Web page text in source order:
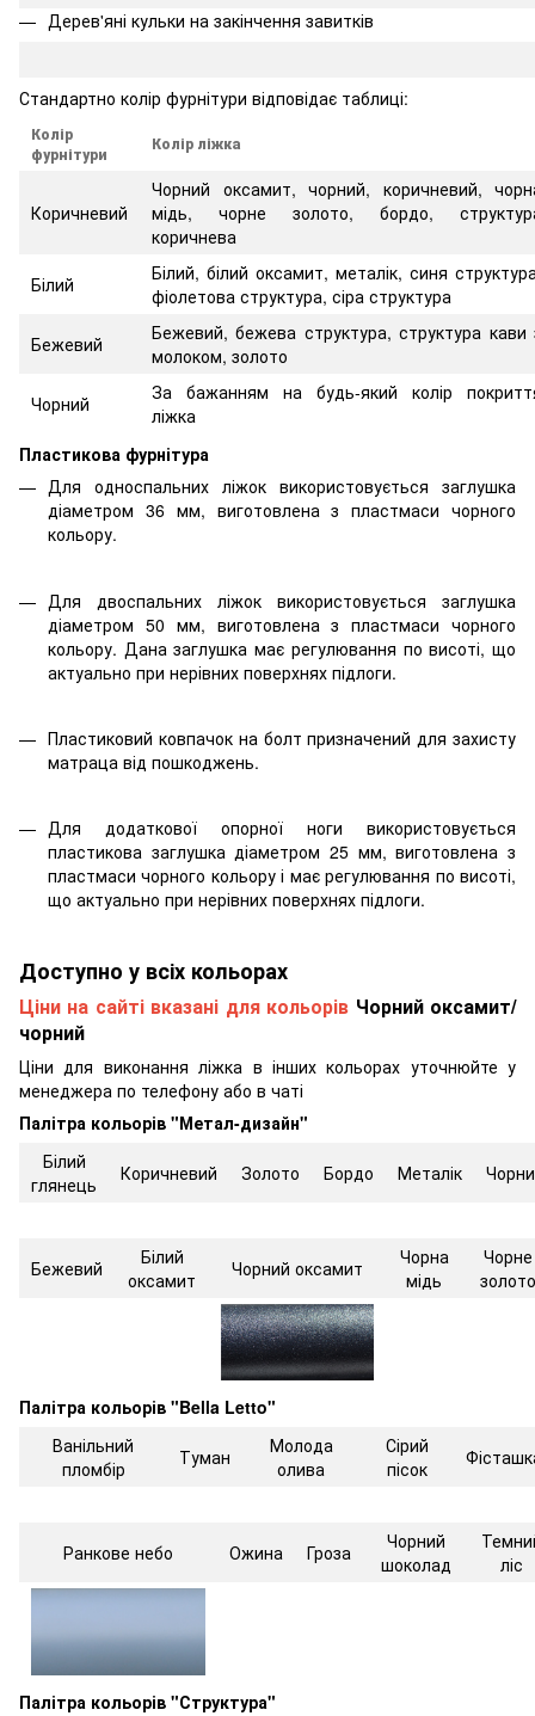
Дерев'яні кульки на закінчення завитків
Стандартно колір фурнітури відповідає таблиці:
Колір
фурнітури
Колір ліжка
Коричневий
Чорний оксамит, чорний, коричневий,
мідь, чорне золото, бордо,
коричнева
Білий
Білий, білий оксамит, металік, синя
фіолетова структура, сіра структура
Бежевий
Бежевий, бежева структура, структура кави
молоком, золото
Чорний
За бажанням на будь-який колір
ліжка
Пластикова фурнітура
Для односпальних ліжок використовується заглушка
діаметром 36 мм, виготовлена з пластмаси чорного
кольору.
Для двоспальних ліжок використовується заглушка
діаметром 50 мм, виготовлена з пластмаси чорного
кольору. Дана заглушка має регулювання по висоті, що
актуально при нерівних поверхнях підлоги.
Пластиковий ковпачок на болт призначений для захисту
матраца від пошкоджень.
Для додаткової опорної ноги використовується
пластикова заглушка діаметром 25 мм, виготовлена з
пластмаси чорного кольору і має регулювання по висоті,
що актуально при нерівних поверхнях підлоги.
Доступно у всіх кольорах
Ціни на сайті вказані для кольорів Чорний оксамит/
чорний
Ціни для виконання ліжка в інших кольорах уточнюйте у
менеджера по телефону або в чаті
Палітра кольорів "Метал-дизайн"
Білий
глянець
Коричневий Золото Бордо Металік
Бежевий
Білий
оксамит
Чорний оксамит
Чорна
мідь
Чорне
золото
Палітра кольорів "Bella Letto"
Ванільний
пломбір
Туман
Молода
олива
Сірий
пісок
Ранкове небо Ожина Гроза
Чорний
шоколад
ліс
Палітра кольорів "Структура"